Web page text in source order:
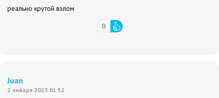
реально крутой взлом
0
Juan
2 января 2023 01:52